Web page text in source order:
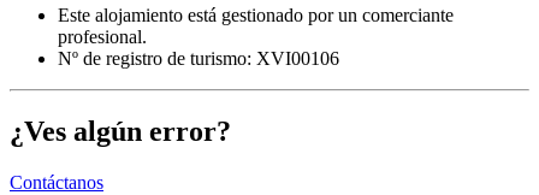
Este alojamiento está gestionado por un comerciante
profesional.
Nº de registro de turismo: XVI00106
¿Ves algún error?
Contáctanos